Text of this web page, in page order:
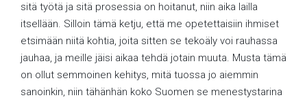
sitä työtä ja sitä prosessia on hoitanut, niin aika lailla
itsellään. Silloin tämä ketju, että me opetettaisiin ihmiset
etsimään niitä kohtia, joita sitten se tekoäly voi rauhassa
jauhaa, ja meille jäisi aikaa tehdä jotain muuta. Musta tämä
on ollut semmoinen kehitys, mitä tuossa jo aiemmin
sanoinkin, niin tähänhän koko Suomen se menestystarina